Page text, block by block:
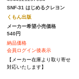
SNF-31 はじめるクレヨン
くもん出版
メーカー希望小売価格
540円
納品価格
会員ログイン後表示
【メーカー在庫より取り寄せ
対応いたします】